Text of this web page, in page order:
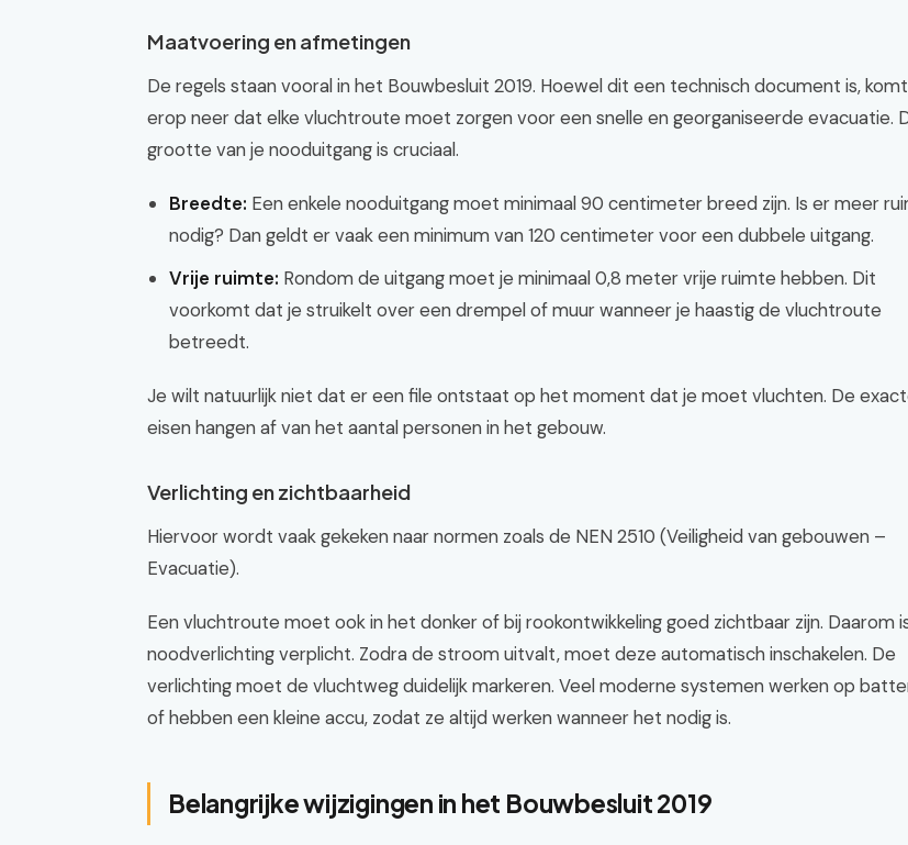
Maatvoering en afmetingen
De regels staan vooral in het Bouwbesluit 2019. Hoewel dit een technisch document is,
erop neer dat elke vluchtroute moet zorgen voor een snelle en georganiseerde evacuatie.
grootte van je nooduitgang is cruciaal.
Breedte: Een enkele nooduitgang moet minimaal 90 centimeter breed zijn. Is er meer
nodig? Dan geldt er vaak een minimum van 120 centimeter voor een dubbele uitgang.
Vrije ruimte: Rondom de uitgang moet je minimaal 0,8 meter vrije ruimte hebben. Dit
voorkomt dat je struikelt over een drempel of muur wanneer je haastig de vluchtroute
betreedt.
Je wilt natuurlijk niet dat er een file ontstaat op het moment dat je moet vluchten. De
eisen hangen af van het aantal personen in het gebouw.
Verlichting en zichtbaarheid
Hiervoor wordt vaak gekeken naar normen zoals de NEN 2510 (Veiligheid van gebouwen –
Evacuatie).
Een vluchtroute moet ook in het donker of bij rookontwikkeling goed zichtbaar zijn. Daarom
noodverlichting verplicht. Zodra de stroom uitvalt, moet deze automatisch inschakelen. De
verlichting moet de vluchtweg duidelijk markeren. Veel moderne systemen werken op
of hebben een kleine accu, zodat ze altijd werken wanneer het nodig is.
Belangrijke wijzigingen in het Bouwbesluit 2019